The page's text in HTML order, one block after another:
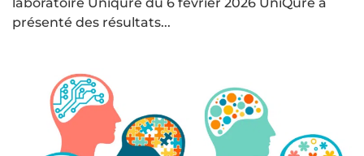
présenté des résultats...